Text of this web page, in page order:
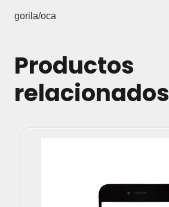
gorila/oca
Productos
relacionados